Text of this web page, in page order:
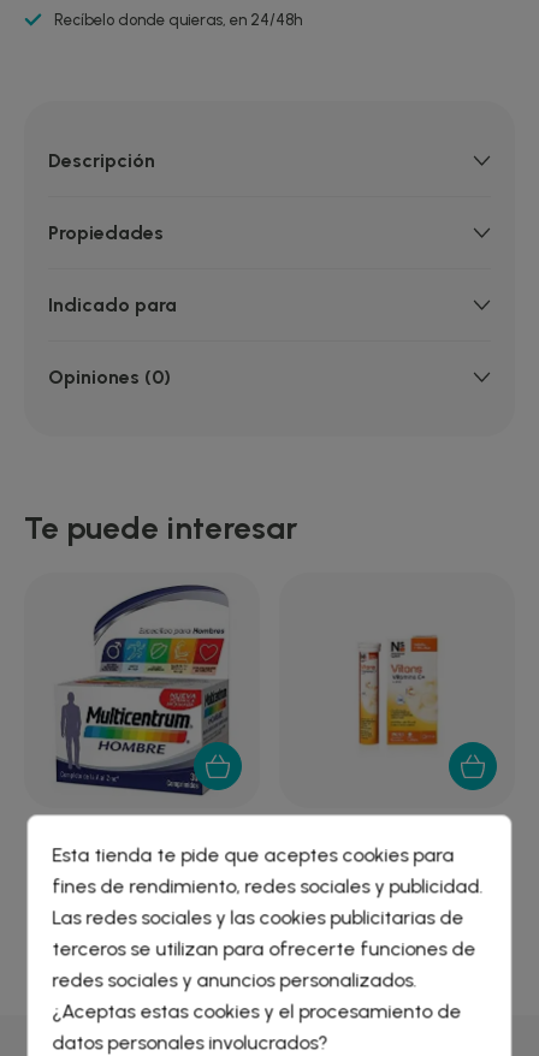
Recíbelo donde quieras, en 24/48h
Descripción
Propiedades
Indicado para
Opiniones (0)
Te puede interesar
MULTICENTRUM HOMBRE
30 COMPRIMIDOS
9,69 €
NS VITANS VITAMINA C+
3,40 €
Crear lista de deseos
Nombre de la lista de deseos
Iniciar sesión
Debe iniciar sesión para guardar productos en su lista de
deseos.
Esta tienda te pide que aceptes cookies para
fines de rendimiento, redes sociales y publicidad.
Las redes sociales y las cookies publicitarias de
terceros se utilizan para ofrecerte funciones de
redes sociales y anuncios personalizados.
¿Aceptas estas cookies y el procesamiento de
datos personales involucrados?